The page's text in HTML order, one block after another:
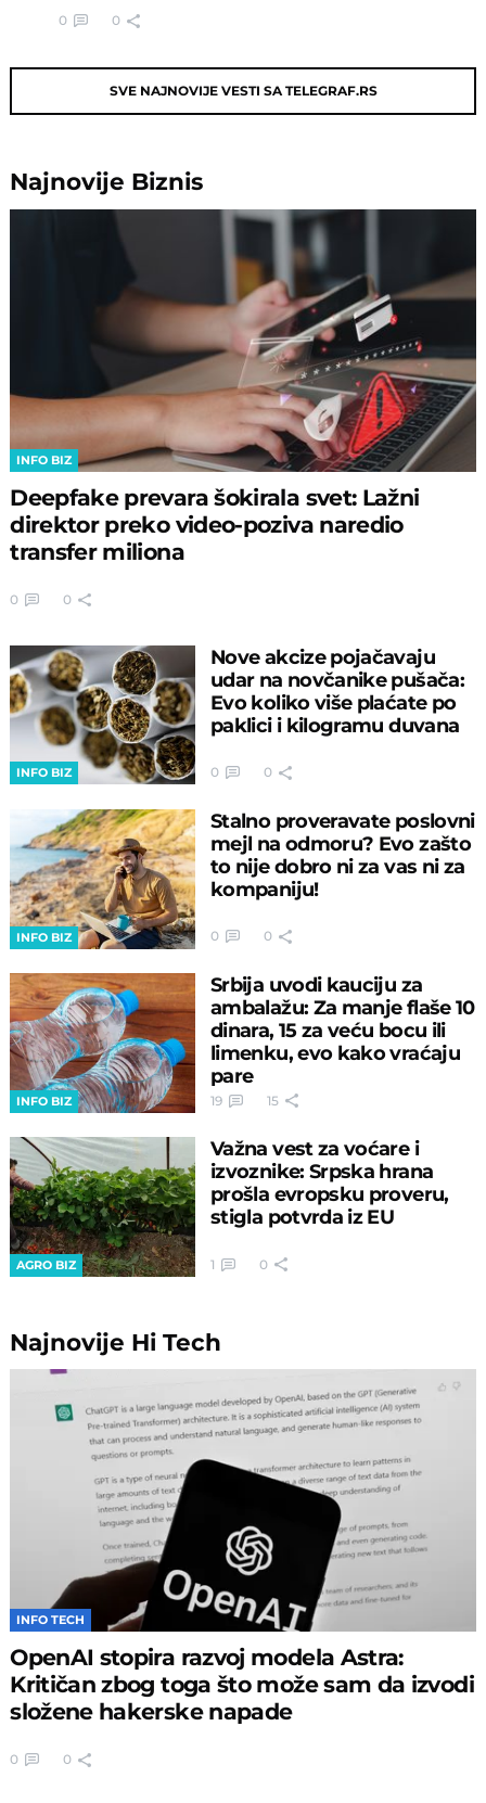
0 0
SVE NAJNOVIJE VESTI SA TELEGRAF.RS
Najnovije Biznis
INFO BIZ
Deepfake prevara šokirala svet: Lažni
direktor preko video-poziva naredio
transfer miliona
0 0
INFO BIZ
Nove akcize pojačavaju
udar na novčanike pušača:
Evo koliko više plaćate po
paklici i kilogramu duvana
0 0
INFO BIZ
Stalno proveravate poslovni
mejl na odmoru? Evo zašto
to nije dobro ni za vas ni za
kompaniju!
0 0
INFO BIZ
Srbija uvodi kauciju za
ambalažu: Za manje flaše 10
dinara, 15 za veću bocu ili
limenku, evo kako vraćaju
pare
19 15
AGRO BIZ
Važna vest za voćare i
izvoznike: Srpska hrana
prošla evropsku proveru,
stigla potvrda iz EU
1 0
Najnovije Hi Tech
INFO TECH
OpenAI stopira razvoj modela Astra:
Kritičan zbog toga što može sam da izvodi
složene hakerske napade
0 0